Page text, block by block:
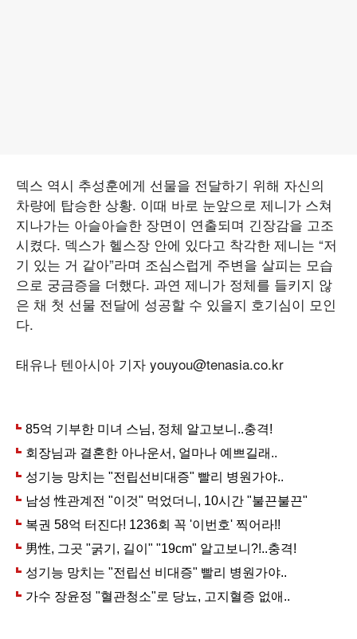
덱스 역시 추성훈에게 선물을 전달하기 위해 자신의
차량에 탑승한 상황. 이때 바로 눈앞으로 제니가 스쳐
지나가는 아슬아슬한 장면이 연출되며 긴장감을 고조
시켰다. 덱스가 헬스장 안에 있다고 착각한 제니는 “저
기 있는 거 같아”라며 조심스럽게 주변을 살피는 모습
으로 궁금증을 더했다. 과연 제니가 정체를 들키지 않
은 채 첫 선물 전달에 성공할 수 있을지 호기심이 모인
다.
태유나 텐아시아 기자 youyou@tenasia.co.kr